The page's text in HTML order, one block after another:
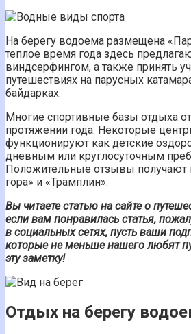
На берегу водоема размещена
теплое время года здесь
виндсерфингом, а также принять
путешествиях на парусных
байдарках.
Многие спортивные базы отдыха
протяжении года. Некоторые
функционируют как детские
дневным или круглосуточным
Положительные отзывы получают
гора» и «Трамплин».
Вы читаете статью на сайте о
если вам понравилась статья,
в социальных сетях, пусть ваши
которые не меньше нашего любят
эту заметку!
Отдых на берегу